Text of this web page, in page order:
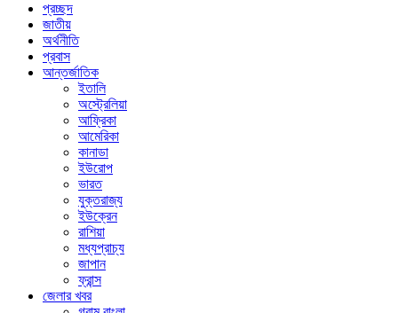
প্রচ্ছদ
জাতীয়
অর্থনীতি
প্রবাস
আন্তর্জাতিক
ইতালি
অস্ট্রেলিয়া
আফ্রিকা
আমেরিকা
কানাডা
ইউরোপ
ভারত
যুক্তরাজ্য
ইউক্রেন
রাশিয়া
মধ্যপ্রাচ্য
জাপান
ফ্রান্স
জেলার খবর